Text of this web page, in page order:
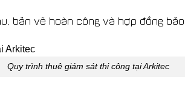
bản vẽ hoàn công và hợp đồng
Quy trình thuê giám sát thi công tại Arkitec